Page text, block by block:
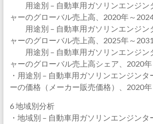
用途別 – 自動車用ガソリンエンジン
ャーのグローバル売上高、2020年～
用途別 – 自動車用ガソリンエンジン
ャーのグローバル売上高、2025年～
用途別 – 自動車用ガソリンエンジン
ャーのグローバル売上高シェア、2020
・用途別 – 自動車用ガソリンエンジンタ
ーの価格（メーカー販売価格）、2020
6 地域別分析
・地域別 – 自動車用ガソリンエンジンタ